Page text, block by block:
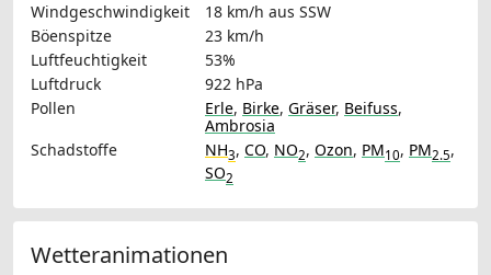
Windgeschwindigkeit
18 km/h aus SSW
Böenspitze
23 km/h
Luftfeuchtigkeit
53%
Luftdruck
922 hPa
Pollen
Erle, Birke, Gräser, Beifuss,
Ambrosia
Schadstoffe
NH3, CO, NO2, Ozon, PM10, PM2.5,
SO2
Wetteranimationen